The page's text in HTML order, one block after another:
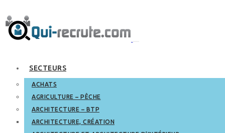
SECTEURS
ACHATS
AGRICULTURE – PÊCHE
ARCHITECTURE – BTP
ARCHITECTURE, CRÉATION